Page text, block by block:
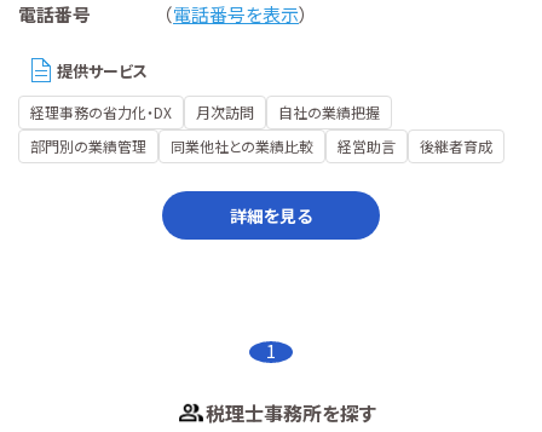
電話番号
（電話番号を表示）
提供サービス
経理事務の省力化・DX 月次訪問
自社の業績把握
部門別の業績管理
同業他社との業績比較 経営助言 後継者育成
詳細を見る
1
税理士事務所を探す